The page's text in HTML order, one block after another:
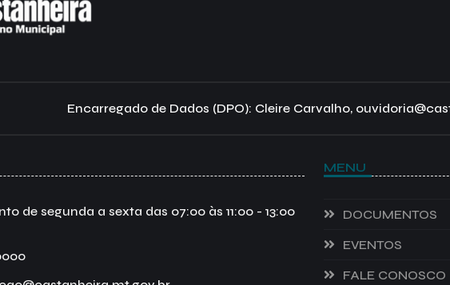
Encarregado de Dados (DPO): Cleire Carvalho,
de segunda a sexta das 07:00 às 11:00 - 13:00
MENU
DOCUMENTOS
EVENTOS
FALE CONOSCO